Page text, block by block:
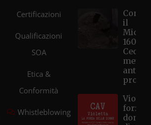
Certificazioni
Qualificazioni
SOA
Etica &
Conformità
Whistleblowing
il
1600 di
metri,
forza
donne